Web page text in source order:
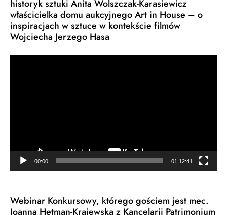
historyk sztuki Anita Wolszczak-Karasiewicz
właścicielka domu aukcyjnego Art in House – o
inspiracjach w sztuce w kontekście filmów
Wojciecha Jerzego Hasa
00:00 01:12:41
Webinar Konkursowy, którego gościem jest mec.
Joanna Hetman-Krajewska z Kancelarii Patrimonium